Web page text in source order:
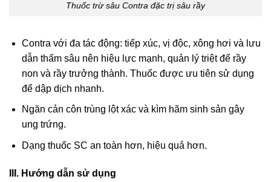
Thuốc trừ sâu Contra đặc trị sâu rầy
Contra với đa tác động: tiếp xúc, vị độc, xông hơi và lưu
dẫn thấm sâu nên hiệu lực mạnh, quản lý triệt để rầy
non và rầy trưởng thành. Thuốc được ưu tiên sử dụng
để dập dịch nhanh.
Ngăn cản côn trùng lột xác và kìm hãm sinh sản gây
ung trứng.
Dạng thuốc SC an toàn hơn, hiệu quả hơn.
III. Hướng dẫn sử dụng